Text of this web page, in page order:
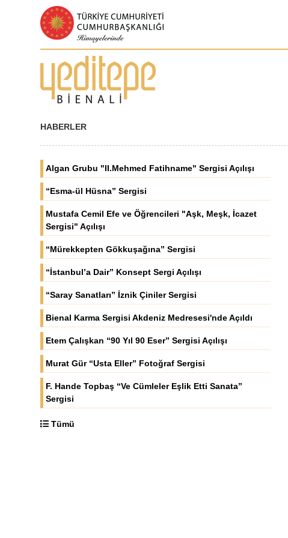
HABERLER
Algan Grubu "II.Mehmed Fatihname" Sergisi Açılışı
“Esma-ül Hüsna” Sergisi
Mustafa Cemil Efe ve Öğrencileri "Aşk, Meşk, İcazet
Sergisi" Açılışı
“Mürekkepten Gökkuşağına” Sergisi
“İstanbul’a Dair” Konsept Sergi Açılışı
“Saray Sanatları” İznik Çiniler Sergisi
Bienal Karma Sergisi Akdeniz Medresesi'nde Açıldı
Etem Çalışkan “90 Yıl 90 Eser” Sergisi Açılışı
Murat Gür “Usta Eller” Fotoğraf Sergisi
F. Hande Topbaş “Ve Cümleler Eşlik Etti Sanata”
Sergisi
Tümü